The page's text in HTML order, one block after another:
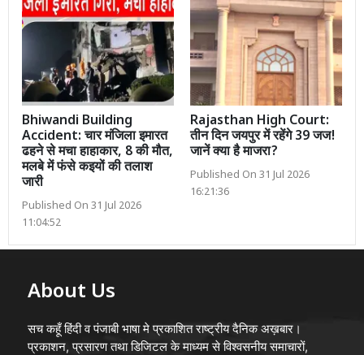
Bhiwandi Building
Accident: चार मंजिला इमारत
ढहने से मचा हाहाकार, 8 की मौत,
मलबे में फंसे कइयों की तलाश
जारी
Published On 31 Jul 2026
11:04:52
Rajasthan High Court:
तीन दिन जयपुर में रहेंगे 39 जज!
जानें क्या है माजरा?
Published On 31 Jul 2026
16:21:36
About Us
सच कहूँ हिंदी व पंजाबी भाषा मे प्रकाशित राष्ट्रीय दैनिक अख़बार।
प्रकाशन, प्रसारण तथा डिजिटल के माध्यम से विश्वसनीय समाचारों,